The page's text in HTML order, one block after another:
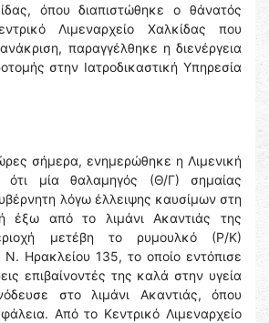
όπου διαπιστώθηκε ο θάνατός
Λιμεναρχείο Χαλκίδας που
παραγγέλθηκε η διενέργεια
στην Ιατροδικαστική Υπηρεσία
σήμερα, ενημερώθηκε η Λιμενική
μία θαλαμηγός (Θ/Γ) σημαίας
λόγω έλλειψης καυσίμων στη
έξω από το λιμάνι Ακαντιάς της
μετέβη το ρυμουλκό (Ρ/Κ)
Ηρακλείου 135, το οποίο εντόπισε
επιβαίνοντές της καλά στην υγεία
στο λιμάνι Ακαντιάς, όπου
Από το Κεντρικό Λιμεναρχείο